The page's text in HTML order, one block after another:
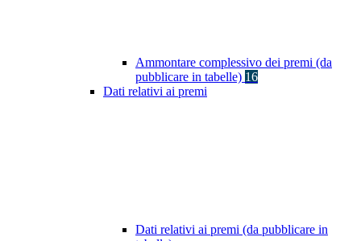
Ammontare complessivo dei premi (da
pubblicare in tabelle) 16
Dati relativi ai premi
Dati relativi ai premi (da pubblicare in